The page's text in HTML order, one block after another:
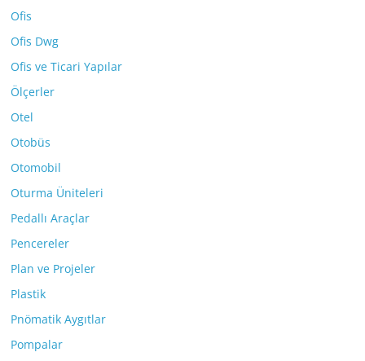
Ofis
Ofis Dwg
Ofis ve Ticari Yapılar
Ölçerler
Otel
Otobüs
Otomobil
Oturma Üniteleri
Pedallı Araçlar
Pencereler
Plan ve Projeler
Plastik
Pnömatik Aygıtlar
Pompalar